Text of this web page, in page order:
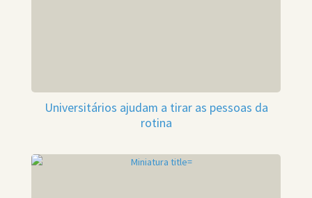
Universitários ajudam a tirar as pessoas da
rotina